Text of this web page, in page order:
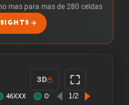
mas para mas de 280 celdas
3D